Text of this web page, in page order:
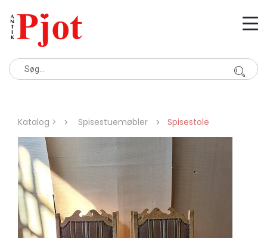
Katalog > Spisestuemøbler Spisestole